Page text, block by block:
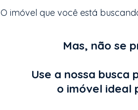
O imóvel que você está
Mas, não se
Use a nossa
o imóvel ideal